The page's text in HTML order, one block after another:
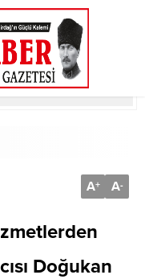
Gün 1
1 Haziran
A+ A-
Doğukan